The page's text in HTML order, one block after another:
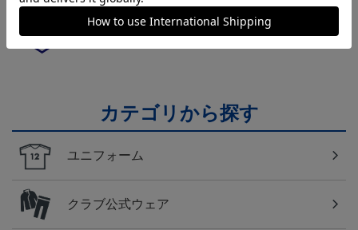
モンテディオ山形のすべてのグッズをチェックした
い方に！全グッズ一覧はこちら！
カテゴリから探す
ユニフォーム
クラブ公式ウェア